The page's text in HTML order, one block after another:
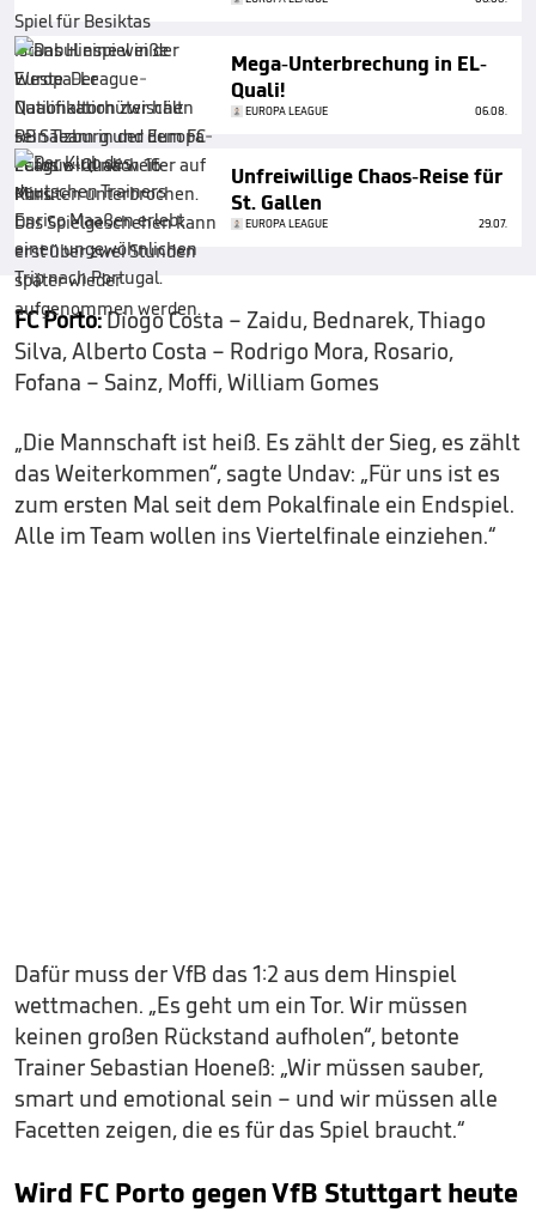
Mega-Unterbrechung in EL-
Quali!
EUROPA LEAGUE 06.08.
Unfreiwillige Chaos-Reise für
St. Gallen
EUROPA LEAGUE 29.07.
FC Porto:Diogo Costa – Zaidu, Bednarek, Thiago
Silva, Alberto Costa – Rodrigo Mora, Rosario,
Fofana – Sainz, Moffi, William Gomes
„Die Mannschaft ist heiß. Es zählt der Sieg, es zählt
das Weiterkommen“, sagte Undav: „Für uns ist es
zum ersten Mal seit dem Pokalfinale ein Endspiel.
Alle im Team wollen ins Viertelfinale einziehen.“
Dafür muss der VfB das 1:2 aus dem Hinspiel
wettmachen. „Es geht um ein Tor. Wir müssen
keinen großen Rückstand aufholen“, betonte
Trainer Sebastian Hoeneß: „Wir müssen sauber,
smart und emotional sein – und wir müssen alle
Facetten zeigen, die es für das Spiel braucht.“
Wird FC Porto gegen VfB Stuttgart heute